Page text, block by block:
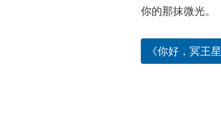
你的那抹微光。
《你好，冥王